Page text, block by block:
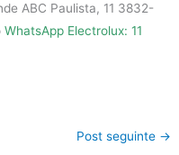
ABC Paulista, 11 3832-
WhatsApp Electrolux: 11
Post seguinte →